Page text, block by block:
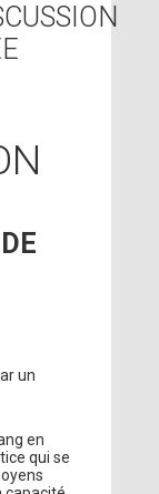
un
en
qui se